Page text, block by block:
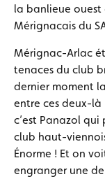
la banlieue ouest
Mérignacais du
Mérignac-Arlac
tenaces du club
dernier moment
entre ces deux-là
c’est Panazol
club haut-
Énorme ! Et on
engranger une